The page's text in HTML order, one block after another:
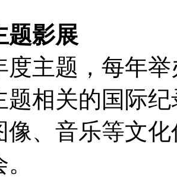
题影展
度主题，每年
题相关的国际
像、音乐等文